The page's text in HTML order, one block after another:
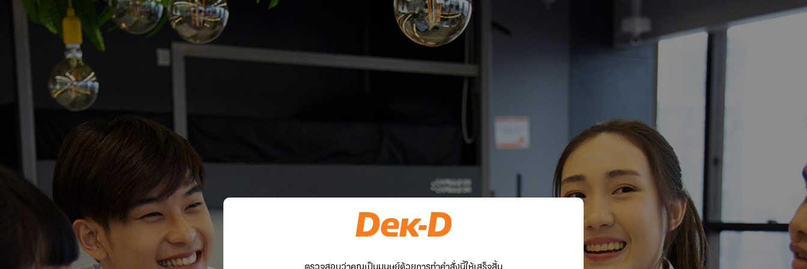
ตรวจสอบว่าคุณเป็นมนุษย์ด้วยการทำคำสั่งนี้ให้เสร็จสิ้น